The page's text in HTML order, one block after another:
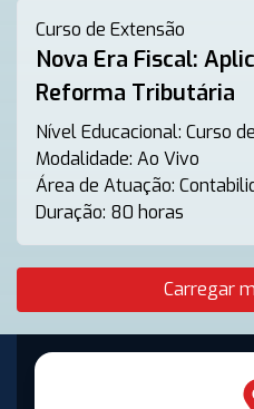
Curso de Extensão
Nova Era Fiscal:
Reforma Tributária
Nível Educacional: Curso
Modalidade: Ao Vivo
Área de Atuação:
Duração: 80 horas
Carregar